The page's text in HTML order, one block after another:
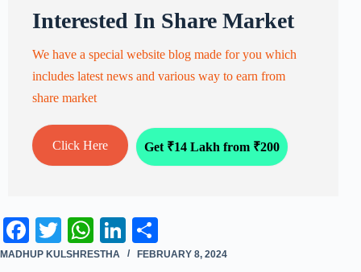
Interested In Share Market
We have a special website blog made for you which
includes latest news and various way to earn from
share market
Click Here Get ₹14 Lakh from ₹200
Fa
ce
T
wi
W
ha
Li
nk ha
MADHUP KULSHRESTHA FEBRUARY 8, 2024